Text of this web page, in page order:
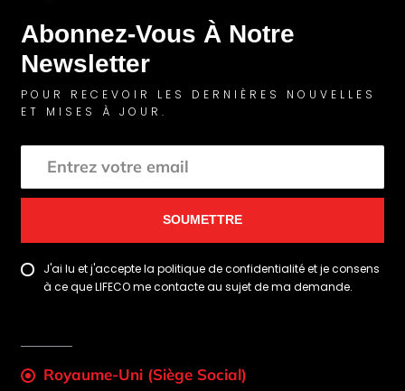
Abonnez-Vous À Notre
Newsletter
POUR RECEVOIR LES DERNIÈRES NOUVELLES
ET MISES À JOUR.
SOUMETTRE
J'ai lu et j'accepte la politique de confidentialité et je consens
à ce que LIFECO me contacte au sujet de ma demande.
Royaume-Uni (Siège Social)